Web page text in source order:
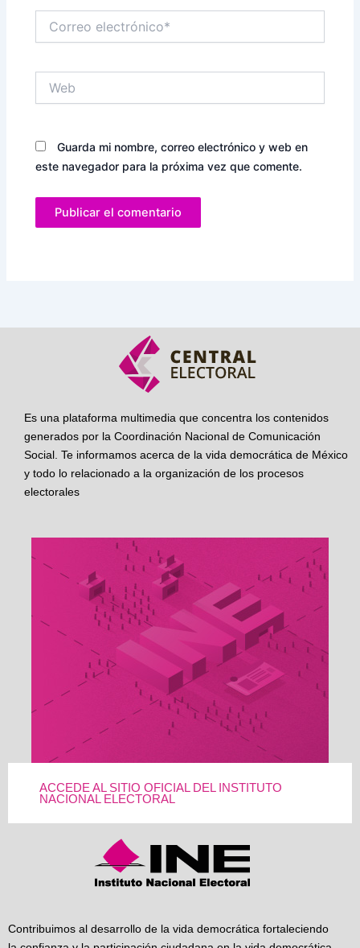
electrónico*
Guarda mi nombre, correo electrónico y web en
este navegador para la próxima vez que comente.
Es una plataforma multimedia que concentra los contenidos
generados por la Coordinación Nacional de Comunicación
Social. Te informamos acerca de la vida democrática de México
y todo lo relacionado a la organización de los procesos
electorales
ACCEDE AL SITIO OFICIAL DEL INSTITUTO
NACIONAL ELECTORAL
Contribuimos al desarrollo de la vida democrática fortaleciendo